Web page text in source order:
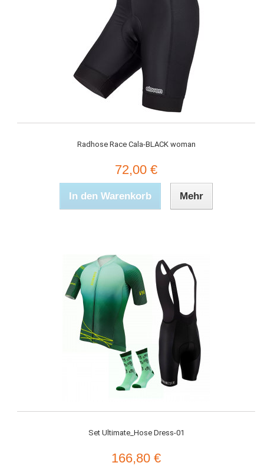
Radhose Race Cala-BLACK woman
72,00 €
In den Warenkorb Mehr
Set Ultimate_Hose Dress-01
166,80 €